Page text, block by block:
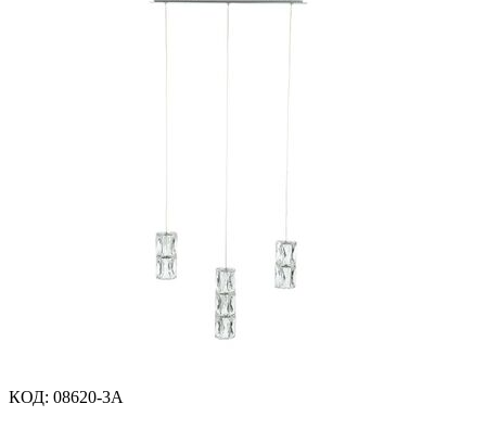
КОД: 08620-3A